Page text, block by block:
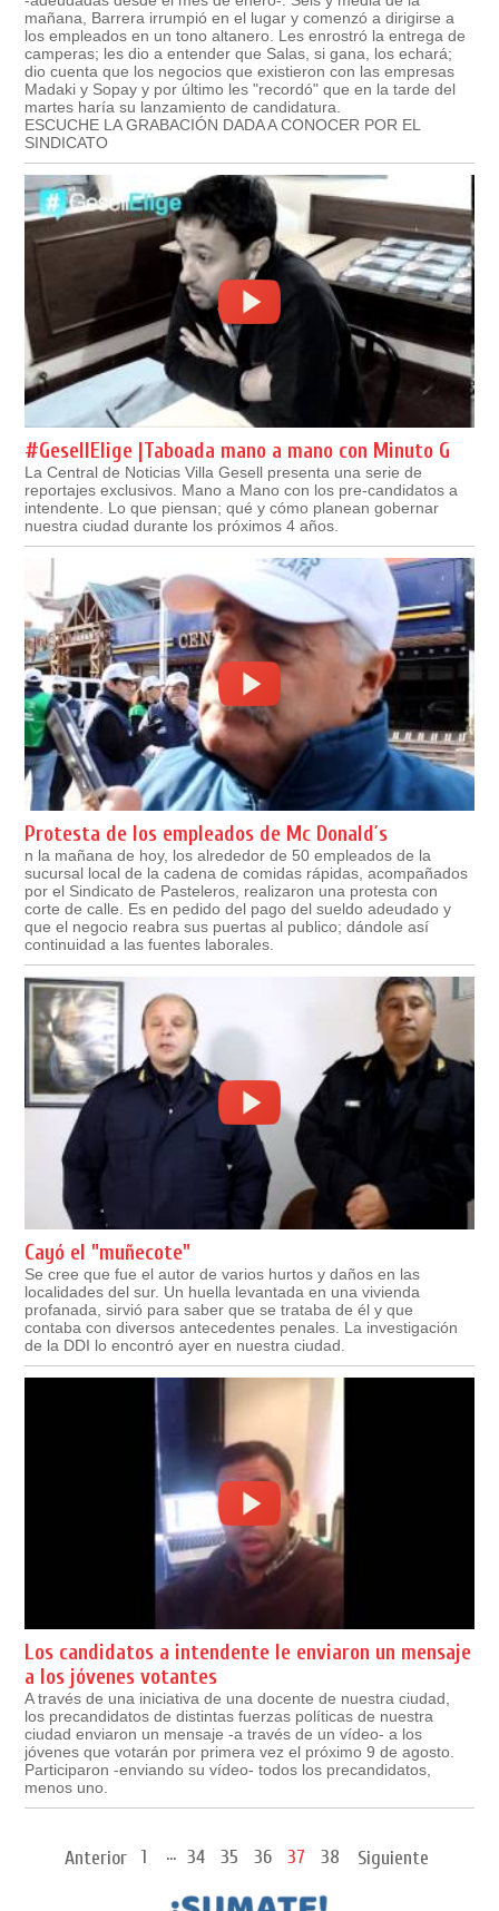
mañana, Barrera irrumpió en el lugar y comenzó a dirigirse a
los empleados en un tono altanero. Les enrostró la entrega de
camperas; les dio a entender que Salas, si gana, los echará;
dio cuenta que los negocios que existieron con las empresas
Madaki y Sopay y por último les "recordó" que en la tarde del
martes haría su lanzamiento de candidatura.
ESCUCHE LA GRABACIÓN DADA A CONOCER POR EL
SINDICATO
#GesellElige |Taboada mano a mano con Minuto G
La Central de Noticias Villa Gesell presenta una serie de
reportajes exclusivos. Mano a Mano con los pre-candidatos a
intendente. Lo que piensan; qué y cómo planean gobernar
nuestra ciudad durante los próximos 4 años.
Protesta de los empleados de Mc Donald´s
n la mañana de hoy, los alrededor de 50 empleados de la
sucursal local de la cadena de comidas rápidas, acompañados
por el Sindicato de Pasteleros, realizaron una protesta con
corte de calle. Es en pedido del pago del sueldo adeudado y
que el negocio reabra sus puertas al publico; dándole así
continuidad a las fuentes laborales.
Cayó el "muñecote"
Se cree que fue el autor de varios hurtos y daños en las
localidades del sur. Un huella levantada en una vivienda
profanada, sirvió para saber que se trataba de él y que
contaba con diversos antecedentes penales. La investigación
de la DDI lo encontró ayer en nuestra ciudad.
Los candidatos a intendente le enviaron un mensaje
a los jóvenes votantes
A través de una iniciativa de una docente de nuestra ciudad,
los precandidatos de distintas fuerzas políticas de nuestra
ciudad enviaron un mensaje -a través de un vídeo- a los
jóvenes que votarán por primera vez el próximo 9 de agosto.
Participaron -enviando su vídeo- todos los precandidatos,
menos uno.
Anterior 1 ... 34 35 36 37 38 Siguiente